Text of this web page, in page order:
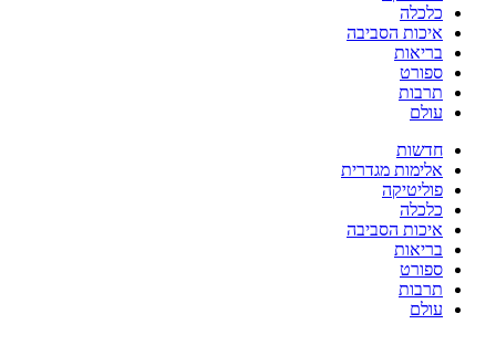
כלכלה
איכות הסביבה
בריאות
ספורט
תרבות
עולם
חדשות
אלימות מגדרית
פוליטיקה
כלכלה
איכות הסביבה
בריאות
ספורט
תרבות
עולם